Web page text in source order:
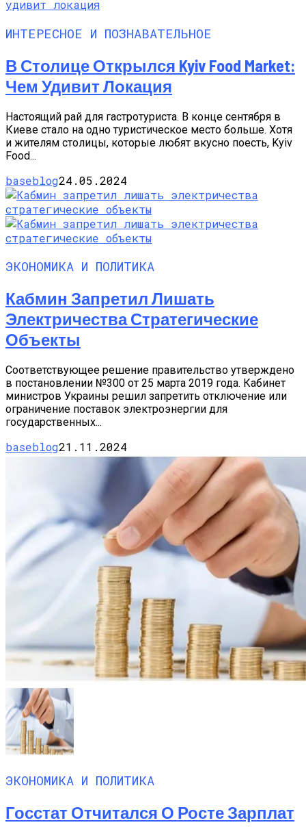
ИНТЕРЕСНОЕ И ПОЗНАВАТЕЛЬНОЕ
В Столице Открылся Kyiv Food Market:
Чем Удивит Локация
Настоящий рай для гастротуриста. В конце сентября в
Киеве стало на одно туристическое место больше. Хотя
и жителям столицы, которые любят вкусно поесть, Kyiv
Food...
baseblog24.05.2024
ЭКОНОМИКА И ПОЛИТИКА
Кабмин Запретил Лишать
Электричества Стратегические
Объекты
Соответствующее решение правительство утверждено
в постановлении №300 от 25 марта 2019 года. Кабинет
министров Украины решил запретить отключение или
ограничение поставок электроэнергии для
государственных...
baseblog21.11.2024
ЭКОНОМИКА И ПОЛИТИКА
Госстат Отчитался О Росте Зарплат